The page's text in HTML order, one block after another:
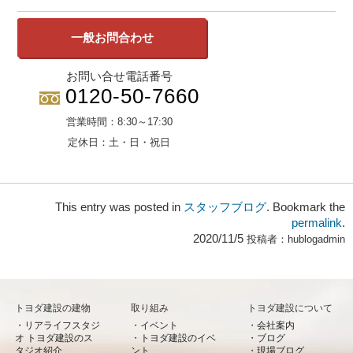
一般お問合わせ
お問い合せ電話番号
0120-50-7660
営業時間： 8:30～17:30
定休日：土・日・祝日
This entry was posted in スタッフブログ. Bookmark the
permalink.
2020/11/5 投稿者： hublogadmin
トヨダ建設の建物
リアライフスタジ
オ トヨダ建設のス
取り組み
イベント
トヨダ建設のイベ
トヨダ建設について
会社案内
ブログ